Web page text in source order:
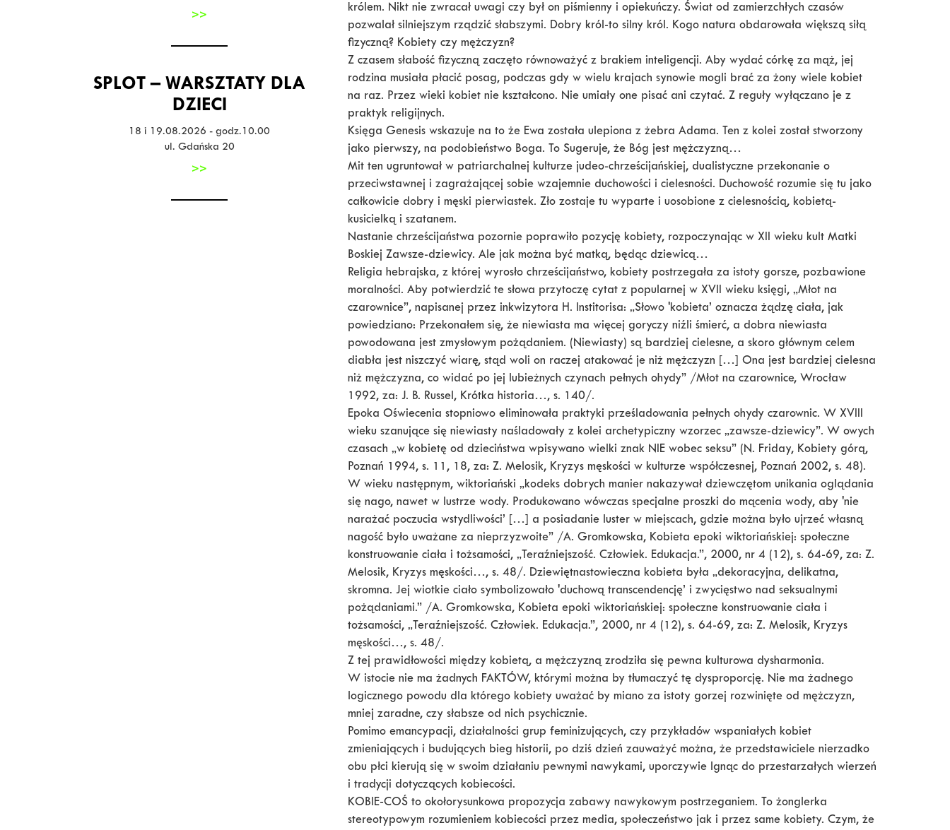
>>
SPLOT – WARSZTATY DLA
DZIECI
18 i 19.08.2026 - godz.10.00
ul. Gdańska 20
>>
królem. Nikt nie zwracał uwagi czy był on piśmienny i opiekuńczy. Świat od zamierzchłych czasów
pozwalał silniejszym rządzić słabszymi. Dobry król-to silny król. Kogo natura obdarowała większą siłą
fizyczną? Kobiety czy mężczyzn?
Z czasem słabość fizyczną zaczęto równoważyć z brakiem inteligencji. Aby wydać córkę za mąż, jej
rodzina musiała płacić posag, podczas gdy w wielu krajach synowie mogli brać za żony wiele kobiet
na raz. Przez wieki kobiet nie kształcono. Nie umiały one pisać ani czytać. Z reguły wyłączano je z
praktyk religijnych.
Księga Genesis wskazuje na to że Ewa została ulepiona z żebra Adama. Ten z kolei został stworzony
jako pierwszy, na podobieństwo Boga. To Sugeruje, że Bóg jest mężczyzną…
Mit ten ugruntował w patriarchalnej kulturze judeo-chrześcijańskiej, dualistyczne przekonanie o
przeciwstawnej i zagrażającej sobie wzajemnie duchowości i cielesności. Duchowość rozumie się tu jako
całkowicie dobry i męski pierwiastek. Zło zostaje tu wyparte i uosobione z cielesnością, kobietą-
kusicielką i szatanem.
Nastanie chrześcijaństwa pozornie poprawiło pozycję kobiety, rozpoczynając w XII wieku kult Matki
Boskiej Zawsze-dziewicy. Ale jak można być matką, będąc dziewicą…
Religia hebrajska, z której wyrosło chrześcijaństwo, kobiety postrzegała za istoty gorsze, pozbawione
moralności. Aby potwierdzić te słowa przytoczę cytat z popularnej w XVII wieku księgi, „Młot na
czarownice”, napisanej przez inkwizytora H. Institorisa: „Słowo 'kobieta’ oznacza żądzę ciała, jak
powiedziano: Przekonałem się, że niewiasta ma więcej goryczy niźli śmierć, a dobra niewiasta
powodowana jest zmysłowym pożądaniem. (Niewiasty) są bardziej cielesne, a skoro głównym celem
diabła jest niszczyć wiarę, stąd woli on raczej atakować je niż mężczyzn […] Ona jest bardziej cielesna
niż mężczyzna, co widać po jej lubieżnych czynach pełnych ohydy” /Młot na czarownice, Wrocław
1992, za: J. B. Russel, Krótka historia…, s. 140/.
Epoka Oświecenia stopniowo eliminowała praktyki prześladowania pełnych ohydy czarownic. W XVIII
wieku szanujące się niewiasty naśladowały z kolei archetypiczny wzorzec „zawsze-dziewicy”. W owych
czasach „w kobietę od dzieciństwa wpisywano wielki znak NIE wobec seksu” (N. Friday, Kobiety górą,
Poznań 1994, s. 11, 18, za: Z. Melosik, Kryzys męskości w kulturze współczesnej, Poznań 2002, s. 48).
W wieku następnym, wiktoriański „kodeks dobrych manier nakazywał dziewczętom unikania oglądania
się nago, nawet w lustrze wody. Produkowano wówczas specjalne proszki do mącenia wody, aby 'nie
narażać poczucia wstydliwości’ […] a posiadanie luster w miejscach, gdzie można było ujrzeć własną
nagość było uważane za nieprzyzwoite” /A. Gromkowska, Kobieta epoki wiktoriańskiej: społeczne
konstruowanie ciała i tożsamości, „Teraźniejszość. Człowiek. Edukacja.”, 2000, nr 4 (12), s. 64-69, za: Z.
Melosik, Kryzys męskości…, s. 48/. Dziewiętnastowieczna kobieta była „dekoracyjna, delikatna,
skromna. Jej wiotkie ciało symbolizowało 'duchową transcendencję’ i zwycięstwo nad seksualnymi
pożądaniami.” /A. Gromkowska, Kobieta epoki wiktoriańskiej: społeczne konstruowanie ciała i
tożsamości, „Teraźniejszość. Człowiek. Edukacja.”, 2000, nr 4 (12), s. 64-69, za: Z. Melosik, Kryzys
męskości…, s. 48/.
Z tej prawidłowości między kobietą, a mężczyzną zrodziła się pewna kulturowa dysharmonia.
W istocie nie ma żadnych FAKTÓW, którymi można by tłumaczyć tę dysproporcję. Nie ma żadnego
logicznego powodu dla którego kobiety uważać by miano za istoty gorzej rozwinięte od mężczyzn,
mniej zaradne, czy słabsze od nich psychicznie.
Pomimo emancypacji, działalności grup feminizujących, czy przykładów wspaniałych kobiet
zmieniających i budujących bieg historii, po dziś dzień zauważyć można, że przedstawiciele nierzadko
obu płci kierują się w swoim działaniu pewnymi nawykami, uporczywie lgnąc do przestarzałych wierzeń
i tradycji dotyczących kobiecości.
KOBIE-COŚ to okołorysunkowa propozycja zabawy nawykowym postrzeganiem. To żonglerka
stereotypowym rozumieniem kobiecości przez media, społeczeństwo jak i przez same kobiety. Czym, że